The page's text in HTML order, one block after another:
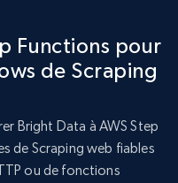
Functions pour
de Scraping
Bright Data à AWS Step
de Scraping web fiables
ou de fonctions